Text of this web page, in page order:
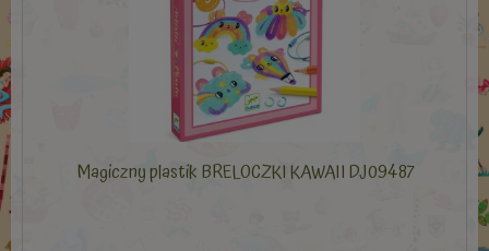
Magiczny plastik BRELOCZKI KAWAII DJ09487